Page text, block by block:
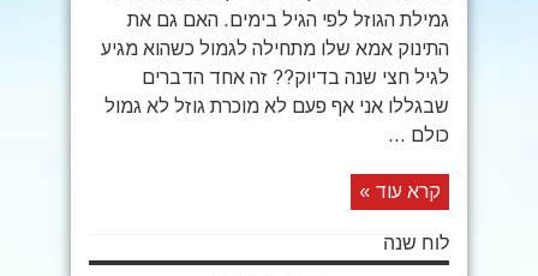
גמילת הגוזל לפי הגיל בימים. האם גם את
התינוק אמא שלו מתחילה לגמול כשהוא מגיע
לגיל חצי שנה בדיוק?? זה אחד הדברים
שבגללו אני אף פעם לא מוכרת גוזל לא גמול
כולם ...
קרא עוד »
לוח שנה